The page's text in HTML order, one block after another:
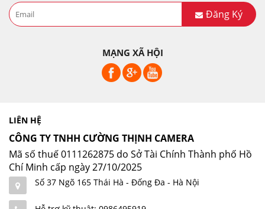
Đăng Ký
MẠNG XÃ HỘI
LIÊN HỆ
CÔNG TY TNHH CƯỜNG THỊNH CAMERA
Mã số thuế 0111262875 do Sở Tài Chính Thành phố Hồ
Chí Minh cấp ngày 27/10/2025
Số 37 Ngõ 165 Thái Hà - Đống Đa - Hà Nội